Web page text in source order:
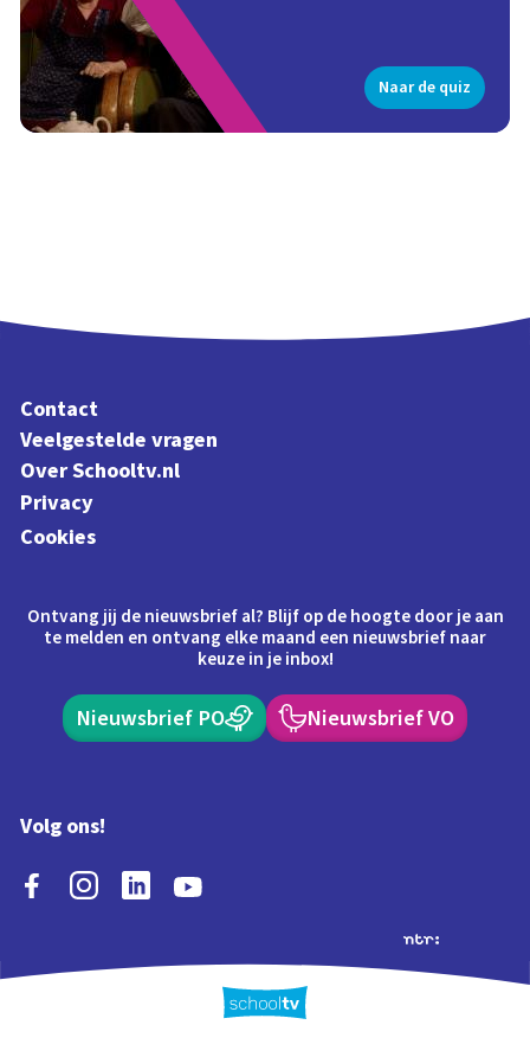
Naar de quiz
Contact
Veelgestelde vragen
Over Schooltv.nl
Privacy
Cookies
Ontvang jij de nieuwsbrief al? Blijf op de hoogte door je aan
te melden en ontvang elke maand een nieuwsbrief naar
keuze in je inbox!
Nieuwsbrief PO Nieuwsbrief VO
Volg ons!